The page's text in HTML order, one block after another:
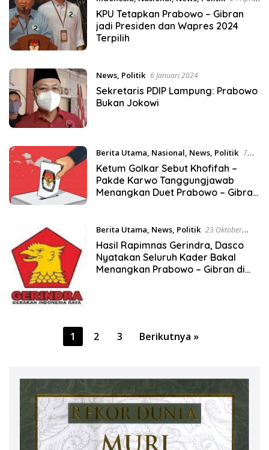
2024
KPU Tetapkan Prabowo – Gibran
jadi Presiden dan Wapres 2024
Terpilih
News, Politik 6 Januari 2024
Sekretaris PDIP Lampung: Prabowo
Bukan Jokowi
Berita Utama, Nasional, News, Politik 7
November 2023
Ketum Golkar Sebut Khofifah –
Pakde Karwo Tanggungjawab
Menangkan Duet Prabowo – Gibran
Berita Utama, News, Politik 23 Oktober
2023
Hasil Rapimnas Gerindra, Dasco
Nyatakan Seluruh Kader Bakal
Menangkan Prabowo – Gibran di
1 2 3 Berikutnya »